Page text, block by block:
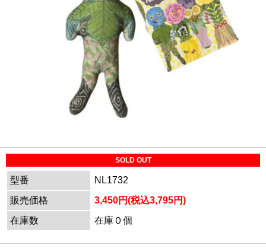
SOLD OUT
型番
NL1732
販売価格
3,450円(税込3,795円)
在庫数
在庫０個